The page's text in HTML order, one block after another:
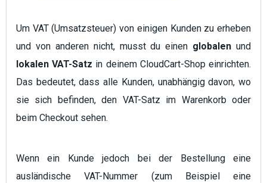
Um VAT (Umsatzsteuer) von einigen Kunden zu erheben
und von anderen nicht, musst du einen globalen und
lokalen VAT-Satz in deinem CloudCart-Shop einrichten.
Das bedeutet, dass alle Kunden, unabhängig davon, wo
sie sich befinden, den VAT-Satz im Warenkorb oder
beim Checkout sehen.
Wenn ein Kunde jedoch bei der Bestellung eine
ausländische VAT-Nummer (zum Beispiel eine